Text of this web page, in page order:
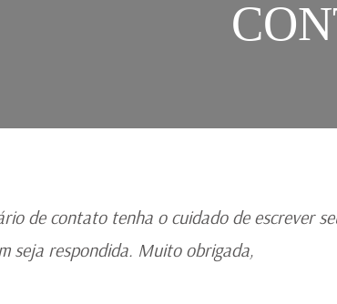
de contato tenha o cuidado de escrever
seja respondida. Muito obrigada,